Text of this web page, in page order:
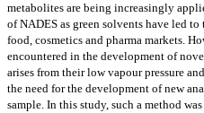
metabolites are being increasingly
of NADES as green solvents have led
food, cosmetics and pharma markets.
encountered in the development of
arises from their low vapour pressure
the need for the development of new
sample. In this study, such a method